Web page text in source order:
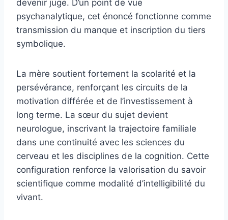
devenir juge. D’un point de vue
psychanalytique, cet énoncé fonctionne comme
transmission du manque et inscription du tiers
symbolique.
La mère soutient fortement la scolarité et la
persévérance, renforçant les circuits de la
motivation différée et de l’investissement à
long terme. La sœur du sujet devient
neurologue, inscrivant la trajectoire familiale
dans une continuité avec les sciences du
cerveau et les disciplines de la cognition. Cette
configuration renforce la valorisation du savoir
scientifique comme modalité d’intelligibilité du
vivant.